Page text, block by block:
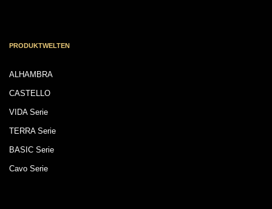
PRODUKTWELTEN
ALHAMBRA
CASTELLO
VIDA Serie
TERRA Serie
BASIC Serie
Cavo Serie